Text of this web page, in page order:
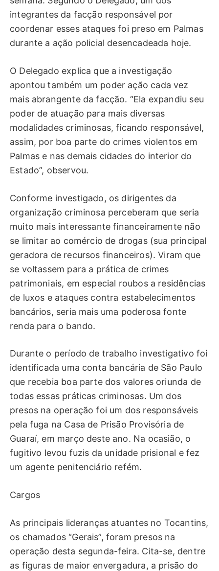
integrantes da facção responsável por
coordenar esses ataques foi preso em Palmas
durante a ação policial desencadeada hoje.
O Delegado explica que a investigação
apontou também um poder ação cada vez
mais abrangente da facção. “Ela expandiu seu
poder de atuação para mais diversas
modalidades criminosas, ficando responsável,
assim, por boa parte do crimes violentos em
Palmas e nas demais cidades do interior do
Estado”, observou.
Conforme investigado, os dirigentes da
organização criminosa perceberam que seria
muito mais interessante financeiramente não
se limitar ao comércio de drogas (sua principal
geradora de recursos financeiros). Viram que
se voltassem para a prática de crimes
patrimoniais, em especial roubos a residências
de luxos e ataques contra estabelecimentos
bancários, seria mais uma poderosa fonte
renda para o bando.
Durante o período de trabalho investigativo foi
identificada uma conta bancária de São Paulo
que recebia boa parte dos valores oriunda de
todas essas práticas criminosas. Um dos
presos na operação foi um dos responsáveis
pela fuga na Casa de Prisão Provisória de
Guaraí, em março deste ano. Na ocasião, o
fugitivo levou fuzis da unidade prisional e fez
um agente penitenciário refém.
Cargos
As principais lideranças atuantes no Tocantins,
os chamados “Gerais”, foram presos na
operação desta segunda-feira. Cita-se, dentre
as figuras de maior envergadura, a prisão do